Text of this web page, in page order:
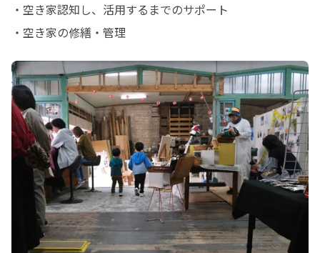
・空き家認知し、活用するまでのサポート
・空き家の修繕・管理